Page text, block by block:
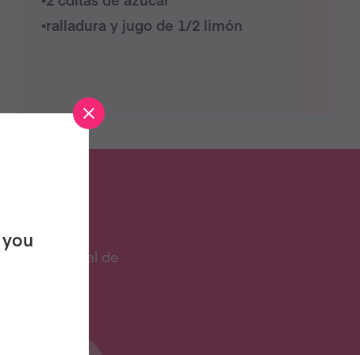
▪︎ralladura y jugo de 1/2 limón
cocina digital de